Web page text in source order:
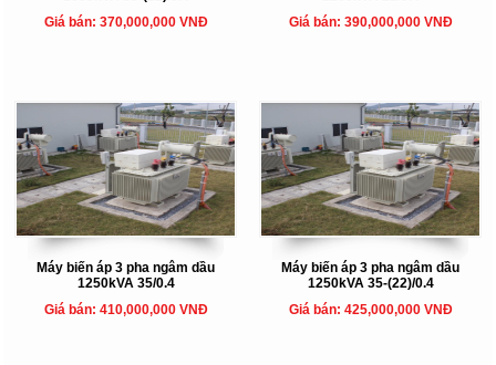
Giá bán: 370,000,000 VNĐ
Giá bán: 390,000,000 VNĐ
Máy biến áp 3 pha ngâm dầu
1250kVA 35/0.4
Giá bán: 410,000,000 VNĐ
Máy biến áp 3 pha ngâm dầu
1250kVA 35-(22)/0.4
Giá bán: 425,000,000 VNĐ